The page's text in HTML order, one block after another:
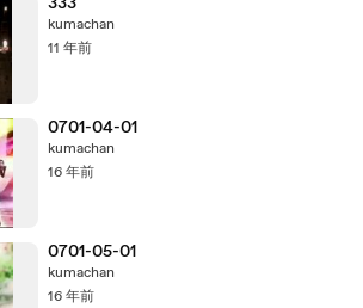
kumachan
11 年前
0701-04-01
kumachan
16 年前
0701-05-01
kumachan
16 年前